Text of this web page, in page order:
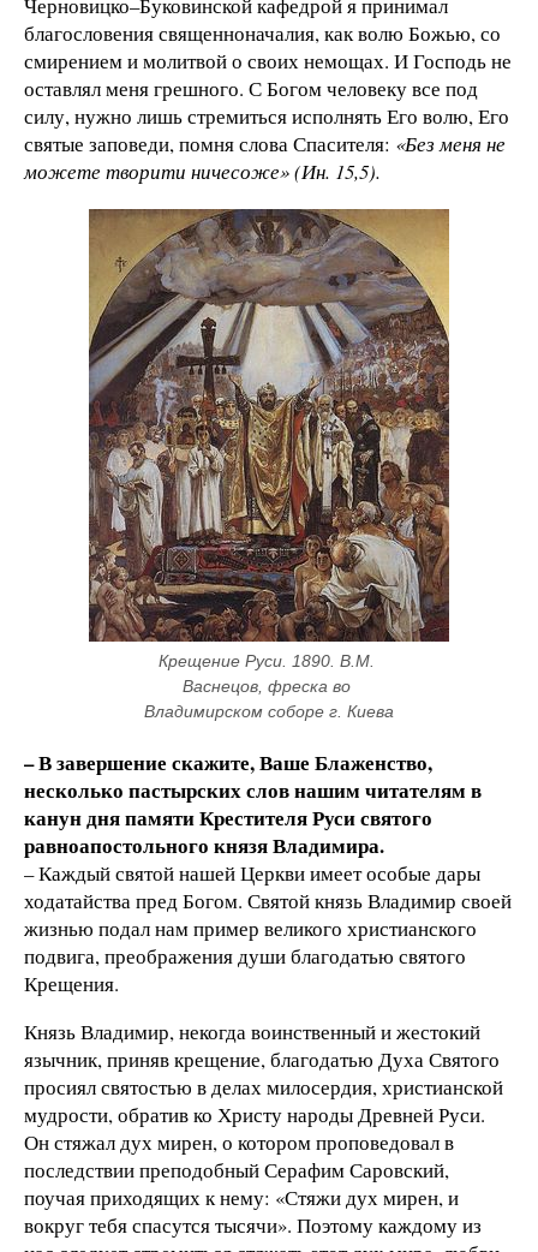
Черновицко–Буковинской кафедрой я принимал
благословения священноначалия, как волю Божью, со
смирением и молитвой о своих немощах. И Господь не
оставлял меня грешного. С Богом человеку все под
силу, нужно лишь стремиться исполнять Его волю, Его
святые заповеди, помня слова Спасителя: «Без меня не
можете творити ничесоже» (Ин. 15,5).
Крещение Руси. 1890. В.М.
Васнецов, фреска во
Владимирском соборе г. Киева
– В завершение скажите, Ваше Блаженство,
несколько пастырских слов нашим читателям в
канун дня памяти Крестителя Руси святого
равноапостольного князя Владимира.
– Каждый святой нашей Церкви имеет особые дары
ходатайства пред Богом. Святой князь Владимир своей
жизнью подал нам пример великого христианского
подвига, преображения души благодатью святого
Крещения.
Князь Владимир, некогда воинственный и жестокий
язычник, приняв крещение, благодатью Духа Святого
просиял святостью в делах милосердия, христианской
мудрости, обратив ко Христу народы Древней Руси.
Он стяжал дух мирен, о котором проповедовал в
последствии преподобный Серафим Саровский,
поучая приходящих к нему: «Стяжи дух мирен, и
вокруг тебя спасутся тысячи». Поэтому каждому из